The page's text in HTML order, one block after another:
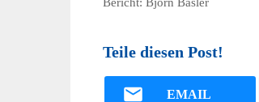
Teile diesen Post!
EMAIL